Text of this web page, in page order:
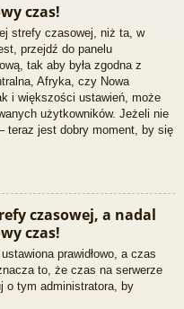
czas!
strefy czasowej, niż ta, w
przejdź do panelu
tak aby była zgodna z
Afryka, czy Nowa
i większości ustawień, może
użytkowników. Jeżeli nie
teraz jest dobry moment, by się
czasowej, a nadal
czas!
prawidłowo, a czas
to, że czas na serwerze
o tym administratora, by